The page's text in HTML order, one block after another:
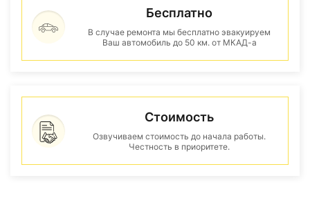
Бесплатно
В случае ремонта мы бесплатно эвакуируем
Ваш автомобиль до 50 км. от МКАД-а
Стоимость
Озвучиваем стоимость до начала работы.
Честность в приоритете.